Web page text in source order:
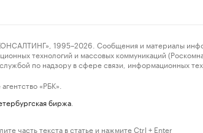
1995–2026. Сообщения и материалы
технологий и массовых коммуникаций
по надзору в сфере связи, информационных
«РБК».
биржа
часть текста в статье и нажмите Ctrl + Enter